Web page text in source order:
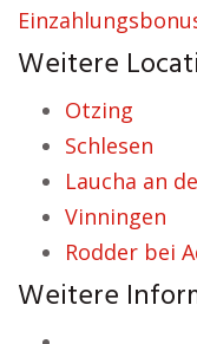
Weitere
Otzing
Schlesen
Laucha an
Vinningen
Rodder bei
Weitere